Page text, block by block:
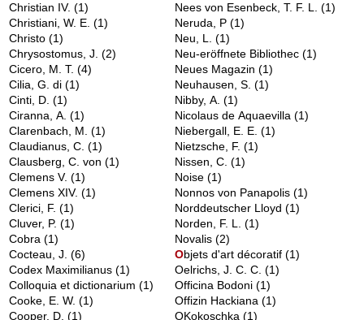
Christian IV.(1)
Christiani, W. E.(1)
Christo(1)
Chrysostomus, J.(2)
Cicero, M. T.(4)
Cilia, G. di(1)
Cinti, D.(1)
Ciranna, A.(1)
Clarenbach, M.(1)
Claudianus, C.(1)
Clausberg, C. von(1)
Clemens V.(1)
Clemens XIV.(1)
Clerici, F.(1)
Cluver, P.(1)
Cobra(1)
Cocteau, J.(6)
Codex Maximilianus(1)
Colloquia et dictionarium(1)
Cooke, E. W.(1)
Cooper, D.(1)
Nees von Esenbeck, T. F. L.(1)
Neruda, P(1)
Neu, L.(1)
Neu-eröffnete Bibliothec(1)
Neues Magazin(1)
Neuhausen, S.(1)
Nibby, A.(1)
Nicolaus de Aquaevilla(1)
Niebergall, E. E.(1)
Nietzsche, F.(1)
Nissen, C.(1)
Noise(1)
Nonnos von Panapolis(1)
Norddeutscher Lloyd(1)
Norden, F. L.(1)
Novalis(2)
Objets d'art décoratif(1)
Oelrichs, J. C. C.(1)
Officina Bodoni(1)
Offizin Hackiana(1)
OKokoschka(1)